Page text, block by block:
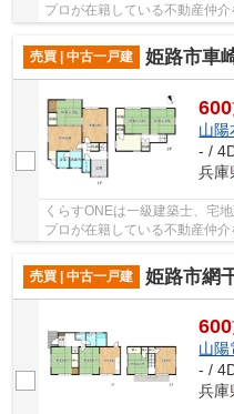
プロが在籍している不動産仲
しているお店です♪住まいに関
売買 | 中古一戸建
姫路市車
600
山陽
- /
兵庫
くらすONEは一級建築士、宅
プロが在籍している不動産仲
売買 | 中古一戸建
姫路市網
600
山陽
- /
兵庫